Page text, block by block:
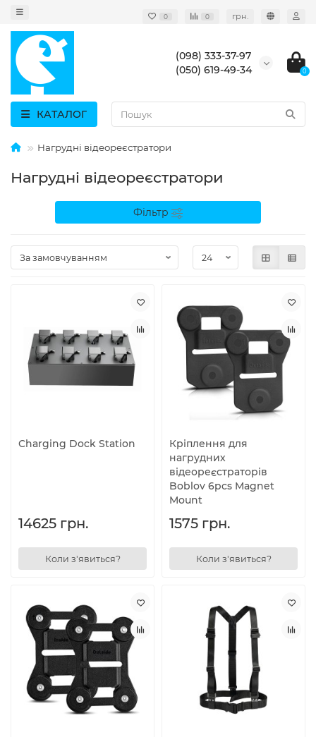
0 0 грн.
(098) 333-37-97
(050) 619-49-34
0
КАТАЛОГ
Нагрудні відеореєстратори
Нагрудні відеореєстратори
Фільтр
Charging Dock Station
14625 грн.
Коли з'явиться?
Кріплення для
нагрудних
відеореєстраторів
Boblov 6pcs Magnet
Mount
1575 грн.
Коли з'явиться?